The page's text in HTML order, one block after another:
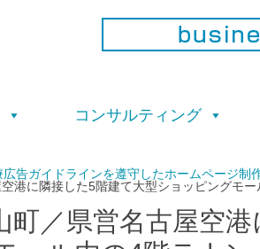
コンサルティング
告ガイドラインを遵守したホームページ制
港に隣接した5階建て大型ショッピングモー
町／県営名古屋空